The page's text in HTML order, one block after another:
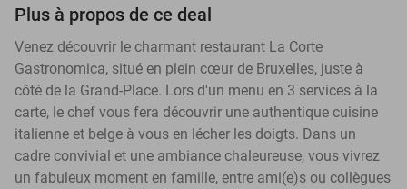
Plus à propos de ce deal
Venez découvrir le charmant restaurant La Corte
Gastronomica, situé en plein cœur de Bruxelles, juste à
côté de la Grand-Place. Lors d'un menu en 3 services à la
carte, le chef vous fera découvrir une authentique cuisine
italienne et belge à vous en lécher les doigts. Dans un
cadre convivial et une ambiance chaleureuse, vous vivrez
un fabuleux moment en famille, entre ami(e)s ou collègues